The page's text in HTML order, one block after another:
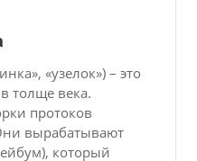
«узелок») – это
толще века.
протоков
вырабатывают
который